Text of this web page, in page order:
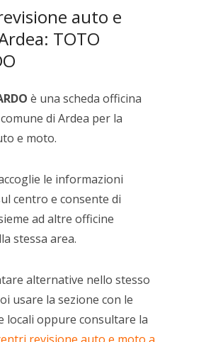
auto e
TOTO
è una scheda officina
di Ardea per la
e moto.
le informazioni
centro e consente di
ad altre officine
stessa area.
alternative nello stesso
usare la sezione con le
locali oppure consultare la